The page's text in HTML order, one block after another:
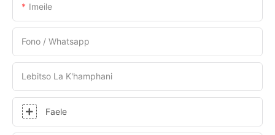
Imeile
Fono / Whatsapp
Lebitso La K'hamphani
Faele